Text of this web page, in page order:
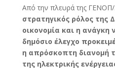
Από την πλευρά της
στρατηγικός ρόλος της
οικονομία και η ανάγκη
δημόσιο έλεγχο
η απρόσκοπτη διανομή
της ηλεκτρικής